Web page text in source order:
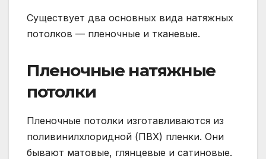
Существует два основных вида натяжных
потолков — пленочные и тканевые.
Пленочные натяжные
потолки
Пленочные потолки изготавливаются из
поливинилхлоридной (ПВХ) пленки. Они
бывают матовые, глянцевые и сатиновые.